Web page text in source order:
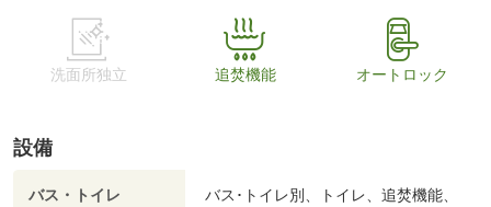
洗面所独立 追焚機能 オートロック
設備
バス・トイレ
バス･トイレ別、トイレ、追焚機能、